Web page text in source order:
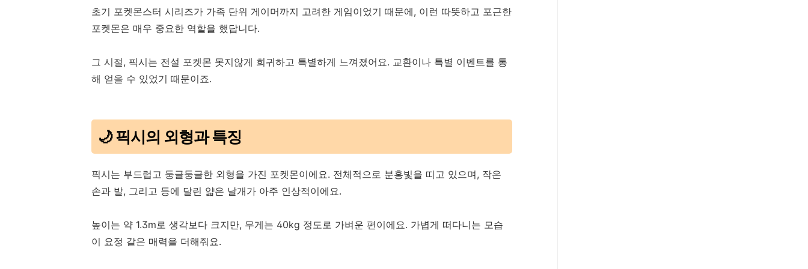
초기 포켓몬스터 시리즈가 가족 단위 게이머까지 고려한 게임이었기 때문에, 이런 따뜻하고 포근한
포켓몬은 매우 중요한 역할을 했답니다.
그 시절, 픽시는 전설 포켓몬 못지않게 희귀하고 특별하게 느껴졌어요. 교환이나 특별 이벤트를 통
해 얻을 수 있었기 때문이죠.
🌙 픽시의 외형과 특징
픽시는 부드럽고 둥글둥글한 외형을 가진 포켓몬이에요. 전체적으로 분홍빛을 띠고 있으며, 작은
손과 발, 그리고 등에 달린 얇은 날개가 아주 인상적이에요.
높이는 약 1.3m로 생각보다 크지만, 무게는 40kg 정도로 가벼운 편이에요. 가볍게 떠다니는 모습
이 요정 같은 매력을 더해줘요.